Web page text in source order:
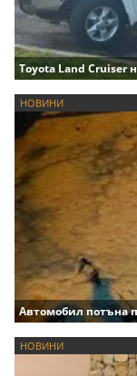
Toyota Land Cruiser
НОВИНИ
Автомобил потъна
НОВИНИ